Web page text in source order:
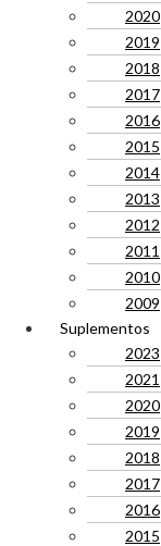
2020
2019
2018
2017
2016
2015
2014
2013
2012
2011
2010
2009
Suplementos
2023
2021
2020
2019
2018
2017
2016
2015